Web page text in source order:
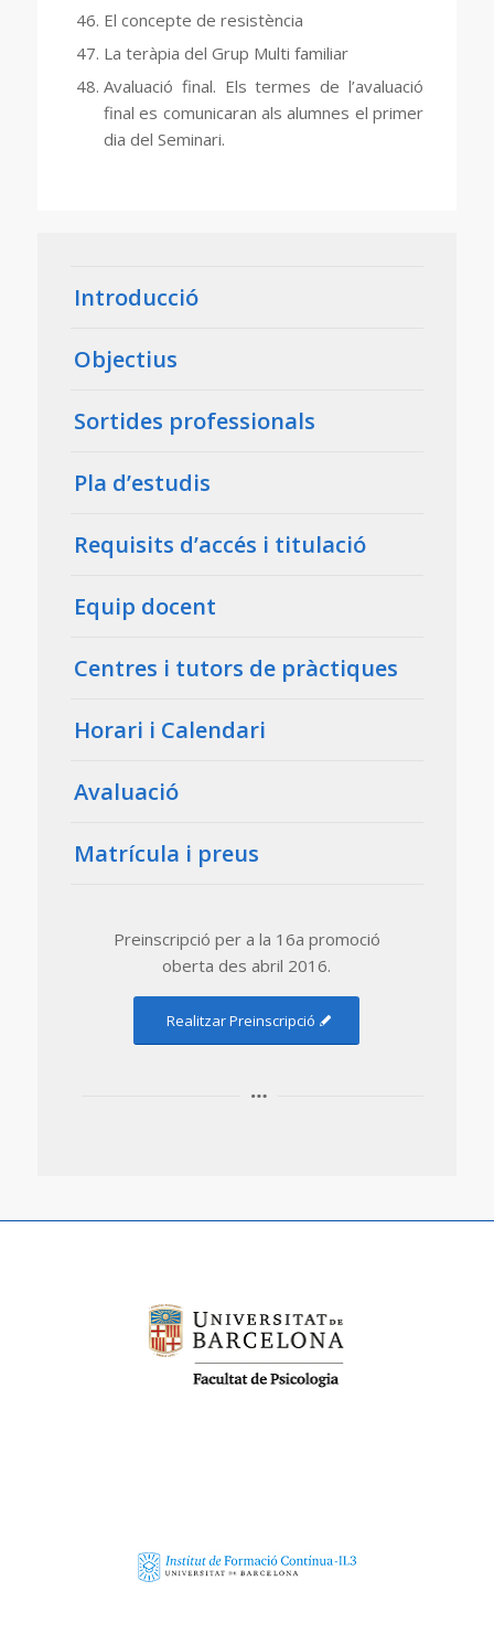
El concepte de resistència
La teràpia del Grup Multi familiar
Avaluació final. Els termes de l’avaluació
final es comunicaran als alumnes el primer
dia del Seminari.
Introducció
Objectius
Sortides professionals
Pla d’estudis
Requisits d’accés i titulació
Equip docent
Centres i tutors de pràctiques
Horari i Calendari
Avaluació
Matrícula i preus
Preinscripció per a la 16a promoció
oberta des abril 2016.
Realitzar Preinscripció